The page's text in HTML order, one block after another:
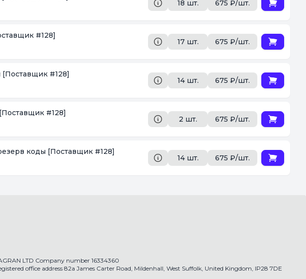
18 шт. 675 ₽/шт.
#128]
17 шт. 675 ₽/шт.
[Поставщик #128]
14 шт. 675 ₽/шт.
[Поставщик #128]
2 шт. 675 ₽/шт.
коды [Поставщик #128]
14 шт. 675 ₽/шт.
LTD Company number 16334360
office address 82a James Carter Road, Mildenhall, West Suffolk, United Kingdom, IP28 7DE